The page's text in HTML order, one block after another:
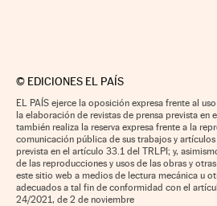
© EDICIONES EL PAÍS
EL PAÍS ejerce la oposición expresa frente al
la elaboración de revistas de prensa prevista en
también realiza la reserva expresa frente a la
comunicación pública de sus trabajos y
prevista en el artículo 33.1 del TRLPI; y,
de las reproducciones y usos de las obras y
este sitio web a medios de lectura mecánica u
adecuados a tal fin de conformidad con el
24/2021, de 2 de noviembre